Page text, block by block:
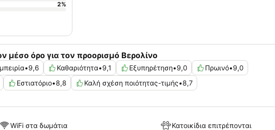
όρο για τον προορισμό Βερολίνο
•9,6 Καθαριότητα•9,1 Εξυπηρέτηση•9,0 Πρωινό•9,0
Εστιατόριο•8,8 Καλή σχέση ποιότητας-τιμής•8,7
2%
WiFi στα δωμάτια Κατοικίδια επιτρέπονται